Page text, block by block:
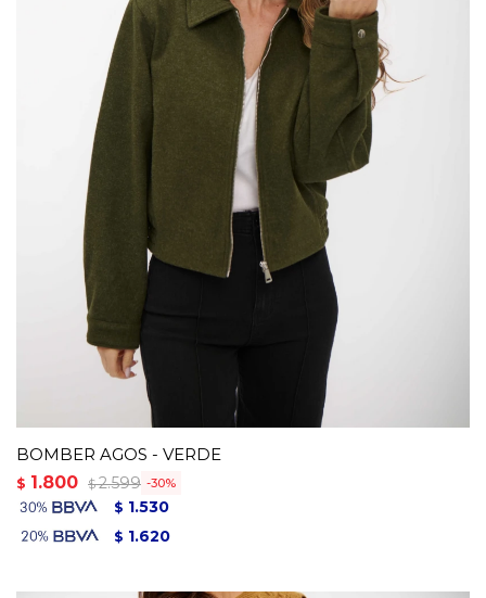
BOMBER AGOS - VERDE
$ 1.800 $ 2.599 30
$ 1.530
$ 1.620